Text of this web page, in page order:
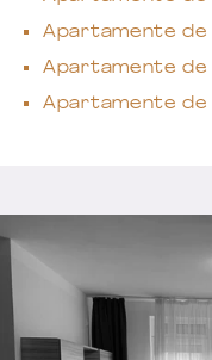
Apartamente
Apartamente de
Apartamente